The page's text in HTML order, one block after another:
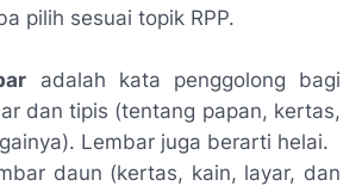
pilih sesuai topik RPP.
adalah kata penggolong bagi
dan tipis (tentang papan, kertas,
). Lembar juga berarti helai.
daun (kertas, kain, layar, dan